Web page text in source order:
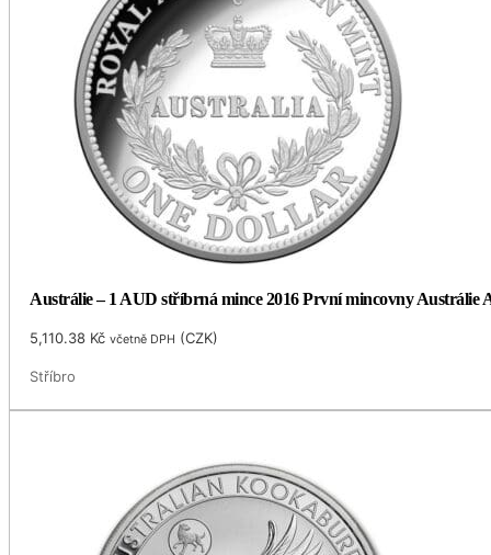
Austrálie – 1 AUD stříbrná mince 2016 První mincovny Austrálie
5,110.38 Kč včetně DPH (CZK)
Stříbro